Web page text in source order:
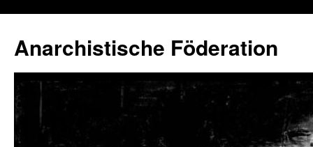
Anarchistische Föderation